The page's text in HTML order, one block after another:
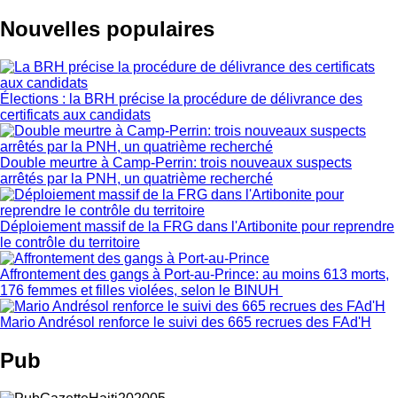
Nouvelles populaires
Élections : la BRH précise la procédure de délivrance des
certificats aux candidats
Double meurtre à Camp-Perrin: trois nouveaux suspects
arrêtés par la PNH, un quatrième recherché
Déploiement massif de la FRG dans l'Artibonite pour reprendre
le contrôle du territoire
Affrontement des gangs à Port-au-Prince: au moins 613 morts,
176 femmes et filles violées, selon le BINUH
Mario Andrésol renforce le suivi des 665 recrues des FAd'H
Pub